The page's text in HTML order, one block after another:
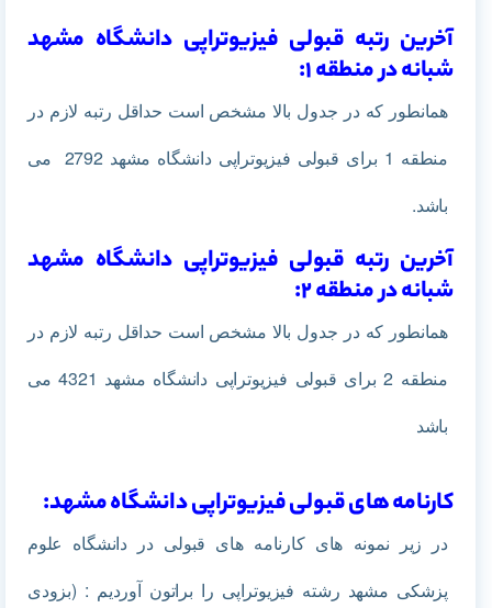
آخرین رتبه قبولی فیزیوتراپی دانشگاه مشهد
شبانه در منطقه 1:
همانطور که در جدول بالا مشخص است حداقل رتبه لازم در
منطقه 1
برای قبولی فیزیوتراپی دانشگاه مشهد 2792 می
باشد.
آخرین رتبه قبولی فیزیوتراپی دانشگاه مشهد
شبانه در منطقه 2:
همانطور که در جدول بالا مشخص است حداقل رتبه لازم در
منطقه 2 برای قبولی فیزیوتراپی دانشگاه مشهد 4321 می
باشد
کارنامه های قبولی فیزیوتراپی دانشگاه مشهد:
در زیر نمونه های کارنامه های قبولی در دانشگاه علوم
پزشکی مشهد رشته فیزیوتراپی را براتون آوردیم : (بزودی